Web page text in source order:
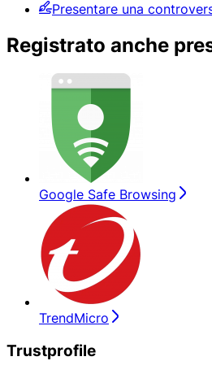
Presentare una
Registrato anche
Google Safe Browsing
TrendMicro
Trustprofile